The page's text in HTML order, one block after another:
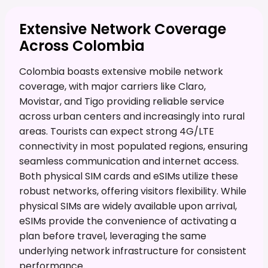
Extensive Network Coverage
Across Colombia
Colombia boasts extensive mobile network
coverage, with major carriers like Claro,
Movistar, and Tigo providing reliable service
across urban centers and increasingly into rural
areas. Tourists can expect strong 4G/LTE
connectivity in most populated regions, ensuring
seamless communication and internet access.
Both physical SIM cards and eSIMs utilize these
robust networks, offering visitors flexibility. While
physical SIMs are widely available upon arrival,
eSIMs provide the convenience of activating a
plan before travel, leveraging the same
underlying network infrastructure for consistent